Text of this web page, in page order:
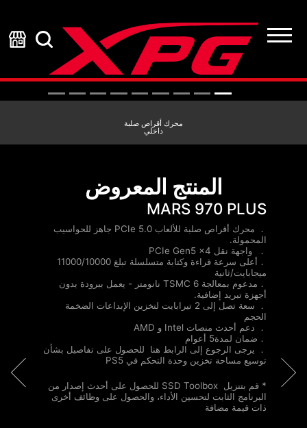
محرك أقراص صلبة
داخلي
المنتج المعروض
MARS 970 PLUS
． محرك أقراص صلبة للألعاب PCIe 5.0 جاهز للحواسيب
المحمولة.
． واجهة نقل PCIe Gen5 x4
．أعلى سرعة قراءة وكتابة متسلسلة تبلغ 11000/10000
ميجابايت/ثانية
．مدعوم بمعالجة TSMC 6 نانومتر - يعمل ببرودة بدون
أجهزة تبريد إضافية.
． سعة تصل إلى 2 تيرابايت لتخزين الإبداعات الضخمة
الحجم
． دعم أحدث منصات Intel و AMD
．ضمان لمدة5 أعوام
． يرجى الرجوع إلى الرابط هنا للحصول على تفاصيل بشأن
توسيع مساحة تخزين وحدة التحكم في PS5
* قم بتنزيل SSD Toolbox للحصول على أحدث إصدار من
البرنامج الثابت لتحسين الأداء، والحصول على وظائف أخرى
ذات قيمة مضافة